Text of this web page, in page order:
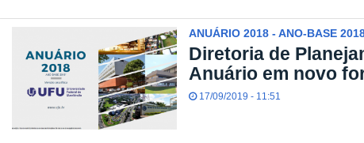
ANUÁRIO 2018 - ANO-BASE
Diretoria de
Anuário em novo
17/09/2019 - 11:51